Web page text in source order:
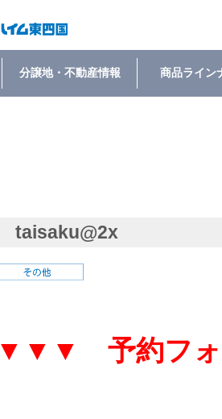
分譲地・不動産情報 商品ライン
taisaku@2x
▼▼▼ 予約フォ